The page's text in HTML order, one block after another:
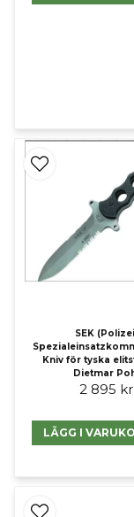
SEK
Kniv för tyska
Dietmar
2 895 kr
LÄGG I